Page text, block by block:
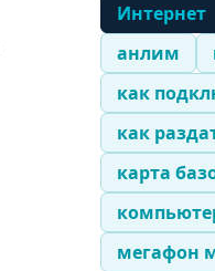
Интернет
анлим
как
как
карта
мегафон